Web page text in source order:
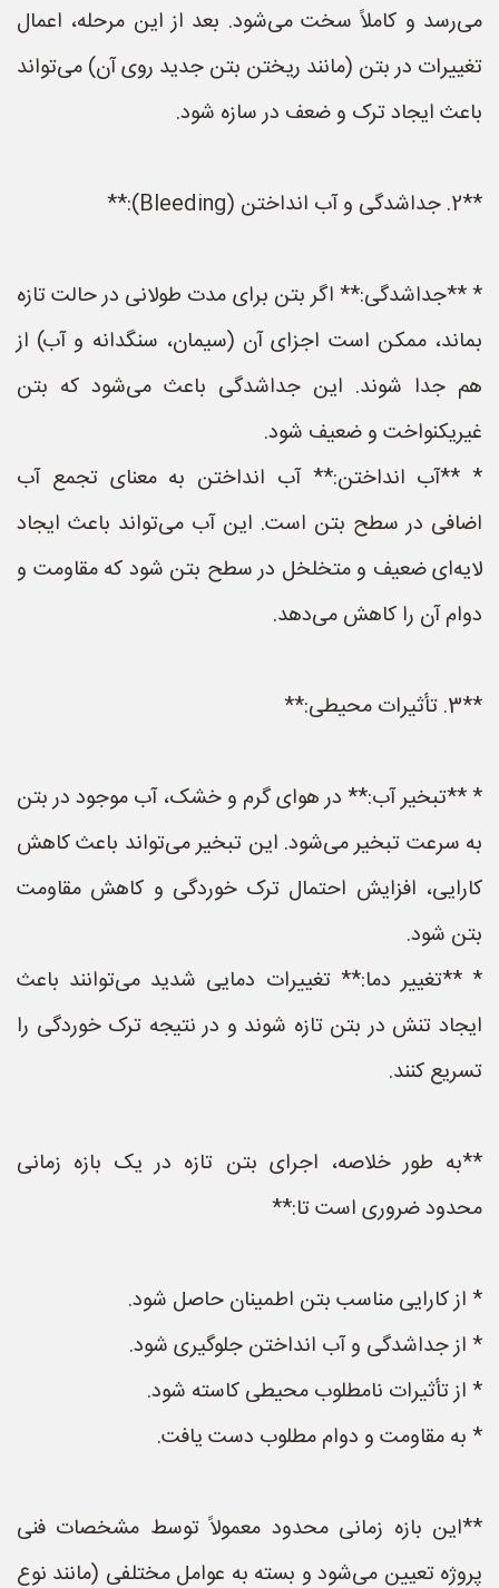
می‌رسد و کاملاً سخت می‌شود. بعد از این مرحله، اعمال
تغییرات در بتن (مانند ریختن بتن جدید روی آن) می‌تواند
باعث ایجاد ترک و ضعف در سازه شود.
**2. جداشدگی و آب انداختن (Bleeding):**
* **جداشدگی:** اگر بتن برای مدت طولانی در حالت تازه
بماند، ممکن است اجزای آن (سیمان، سنگدانه و آب) از
هم جدا شوند. این جداشدگی باعث می‌شود که بتن
غیریکنواخت و ضعیف شود.
* **آب انداختن:** آب انداختن به معنای تجمع آب
اضافی در سطح بتن است. این آب می‌تواند باعث ایجاد
لایه‌ای ضعیف و متخلخل در سطح بتن شود که مقاومت و
دوام آن را کاهش می‌دهد.
**3. تأثیرات محیطی:**
* **تبخیر آب:** در هوای گرم و خشک، آب موجود در بتن
به سرعت تبخیر می‌شود. این تبخیر می‌تواند باعث کاهش
کارایی، افزایش احتمال ترک خوردگی و کاهش مقاومت
بتن شود.
* **تغییر دما:** تغییرات دمایی شدید می‌توانند باعث
ایجاد تنش در بتن تازه شوند و در نتیجه ترک خوردگی را
تسریع کنند.
**به طور خلاصه، اجرای بتن تازه در یک بازه زمانی
محدود ضروری است تا:**
* از کارایی مناسب بتن اطمینان حاصل شود.
* از جداشدگی و آب انداختن جلوگیری شود.
* از تأثیرات نامطلوب محیطی کاسته شود.
* به مقاومت و دوام مطلوب دست یافت.
**این بازه زمانی محدود معمولاً توسط مشخصات فنی
پروژه تعیین می‌شود و بسته به عوامل مختلفی (مانند نوع